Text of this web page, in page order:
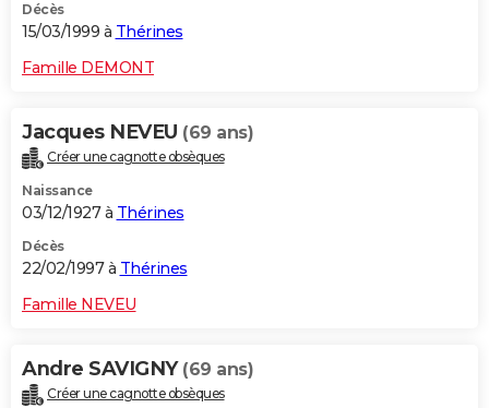
Décès
15/03/1999 à Thérines
Famille DEMONT
Jacques NEVEU (69 ans)
Créer une cagnotte obsèques
Naissance
03/12/1927 à Thérines
Décès
22/02/1997 à Thérines
Famille NEVEU
Andre SAVIGNY (69 ans)
Créer une cagnotte obsèques